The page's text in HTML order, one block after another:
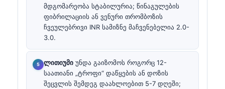
მდგომარეობა სტაბილურია; წინაგულების
ფიბრილაციის ან ვენური თრომბოზის
ჩვეულებრივი INR სამიზნე მაჩვენებელია 2.0-
3.0.
ლითიუმი უნდა გაიზომოს როგორც 12-
საათიანი „ტროფი“ დაწყების ან დოზის
შეცვლის შემდეგ დაახლოებით 5-7 დღეში;